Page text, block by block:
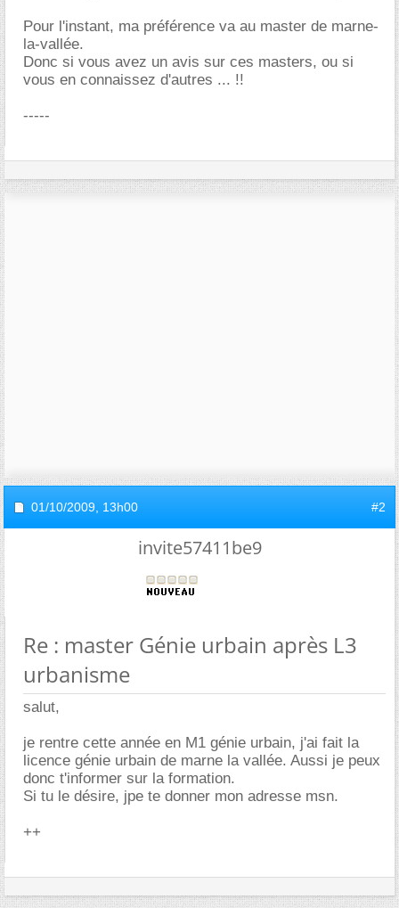
Pour l'instant, ma préférence va au master de marne-
la-vallée.
Donc si vous avez un avis sur ces masters, ou si
vous en connaissez d'autres ... !!
-----
01/10/2009, 13h00 #2
invite57411be9
Re : master Génie urbain après L3
urbanisme
salut,
je rentre cette année en M1 génie urbain, j'ai fait la
licence génie urbain de marne la vallée. Aussi je peux
donc t'informer sur la formation.
Si tu le désire, jpe te donner mon adresse msn.
++